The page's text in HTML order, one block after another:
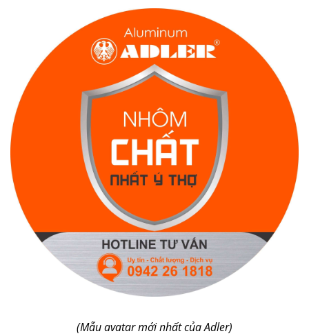
(Mẫu avatar mới nhất của Adler)